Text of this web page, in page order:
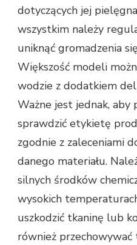
dotyczących jej
wszystkim należy
uniknąć gromadzenia
Większość modeli
wodzie z dodatkiem
Ważne jest jednak, aby
sprawdzić etykietę
zgodnie z zaleceniami
danego materiału.
silnych środków
wysokich
uszkodzić tkaninę lub
również